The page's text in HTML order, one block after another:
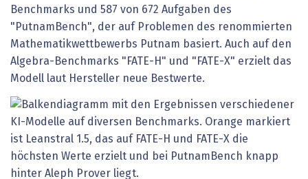
Benchmarks und 587 von 672 Aufgaben des
"PutnamBench", der auf Problemen des renommierten
Mathematikwettbewerbs Putnam basiert. Auch auf den
Algebra-Benchmarks "FATE-H" und "FATE-X" erzielt das
Modell laut Hersteller neue Bestwerte.